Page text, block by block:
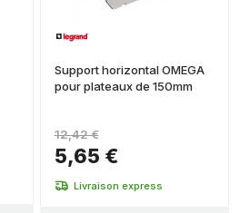
Support horizontal OMEGA
pour plateaux de 150mm
5,65 €
12,42 €
Livraison express